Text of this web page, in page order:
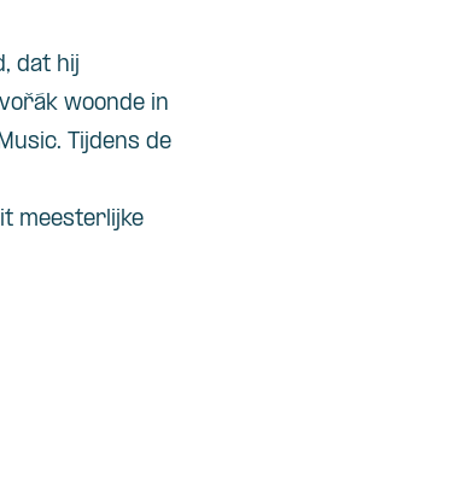
dat hij
woonde in
Tijdens de
meesterlijke